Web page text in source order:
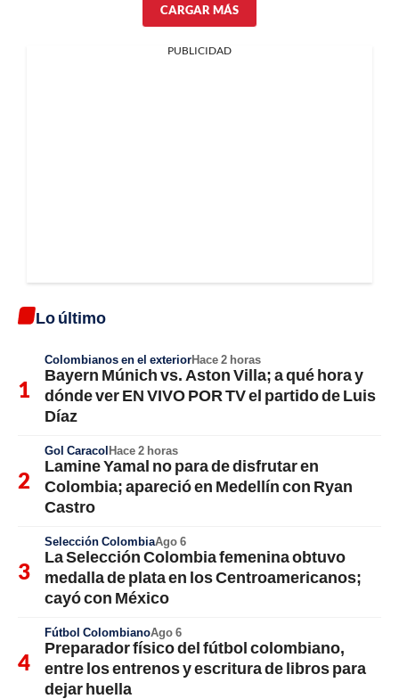
CARGAR MÁS
PUBLICIDAD
Lo último
Colombianos en el exteriorHace 2 horas
Bayern Múnich vs. Aston Villa; a qué hora y
dónde ver EN VIVO POR TV el partido de Luis
Díaz
Gol CaracolHace 2 horas
Lamine Yamal no para de disfrutar en
Colombia; apareció en Medellín con Ryan
Castro
Selección ColombiaAgo 6
La Selección Colombia femenina obtuvo
medalla de plata en los Centroamericanos;
cayó con México
Fútbol ColombianoAgo 6
Preparador físico del fútbol colombiano,
entre los entrenos y escritura de libros para
dejar huella